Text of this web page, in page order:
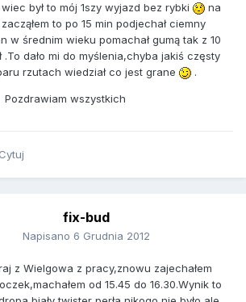
był to mój 1szy wyjazd bez rybki
na
to po 15 min podjechał ciemny
w średnim wieku pomachał gumą tak z 10
.To dało mi do myślenia,chyba jakiś częsty
rzutach wiedział co jest grane
.
Pozdrawiam wszystkich
Cytuj
fix-bud
Napisano 6 Grudnia 2012
z Wielgowa z pracy,znowu zajechałem
od 15.45 do 16.30.Wynik to